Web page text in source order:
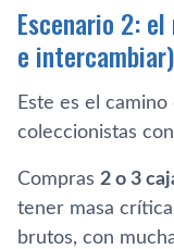
Escenario 2:
e intercambiar)
Este es el
coleccionistas
Compras 2 o 3
tener masa
brutos, con